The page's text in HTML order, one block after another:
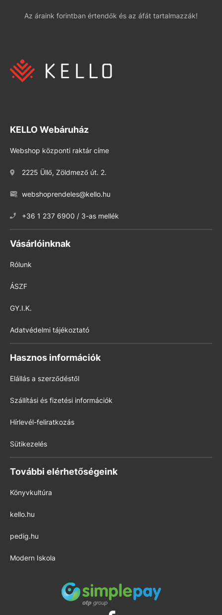
Az áraink forintban értendők és az áfát tartalmazzák!
KELLO Webáruház
Webshop központi raktár címe
2225 Üllő, Zöldmező út. 2.
webshoprendeles@kello.hu
+36 1 237 6900 / 3-as mellék
Vásárlóinknak
Rólunk
ÁSZF
GY.I.K.
Adatvédelmi tájékoztató
Hasznos információk
Elállás a szerződéstől
Szállítási és fizetési információk
Hírlevél-feliratkozás
Sütikezelés
További elérhetőségeink
Könyvkultúra
kello.hu
pedig.hu
Modern Iskola